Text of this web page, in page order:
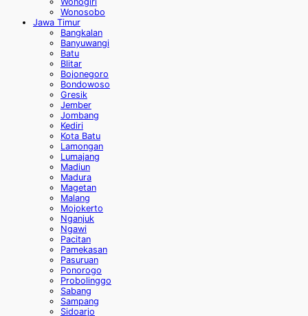
Wonosobo
Jawa Timur
Bangkalan
Banyuwangi
Batu
Blitar
Bojonegoro
Bondowoso
Gresik
Jember
Jombang
Kediri
Kota Batu
Lamongan
Lumajang
Madiun
Madura
Magetan
Malang
Mojokerto
Nganjuk
Ngawi
Pacitan
Pamekasan
Pasuruan
Ponorogo
Probolinggo
Sabang
Sampang
Sidoarjo